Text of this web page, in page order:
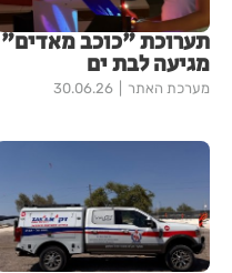
תערוכת "כוכב מאדים"
מגיעה לבת ים
מערכת האתר 30.06.26